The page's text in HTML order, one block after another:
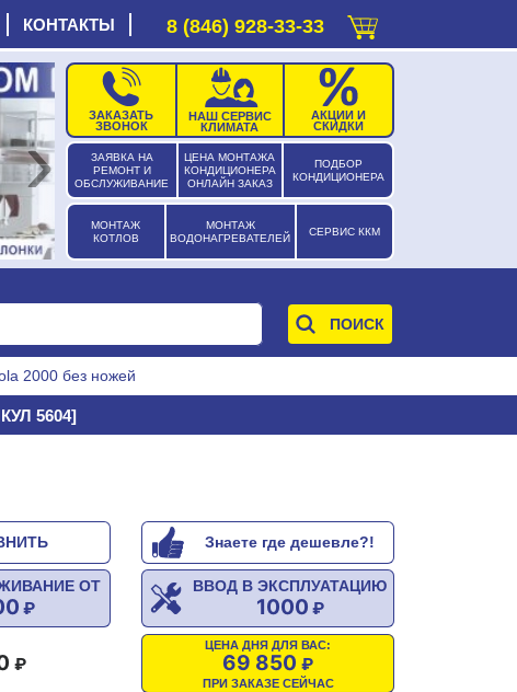
КОНТАКТЫ 8 (846) 928-33-33
ЗАЯВКА НА
РЕМОНТ И
ОБСЛУЖИВАНИЕ
ЦЕНА МОНТАЖА
КОНДИЦИОНЕРА
ОНЛАЙН ЗАКАЗ
ПОДБОР
КОНДИЦИОНЕРА
МОНТАЖ
КОТЛОВ
МОНТАЖ
ВОДОНАГРЕВАТЕЛЕЙ
СЕРВИС ККМ
ЗАКАЗАТЬ
ЗВОНОК
НАШ СЕРВИС
КЛИМАТА
АКЦИИ И
СКИДКИ
›
2000 без ножей
5604]
Знаете где дешевле?!
ВВОД В ЭКСПЛУАТАЦИЮ
1000
ОТ
ЦЕНА ДНЯ ДЛЯ ВАС:
69 850
ПРИ ЗАКАЗЕ СЕЙЧАС